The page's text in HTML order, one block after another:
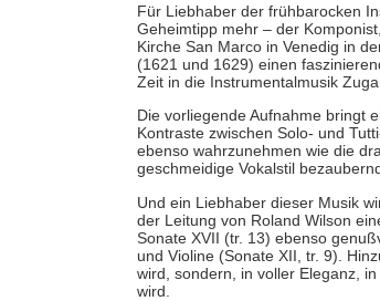
Für Liebhaber der frühbarocken
Geheimtipp mehr – der
Kirche San Marco in Venedig in
(1621 und 1629) einen
Zeit in die Instrumentalmusik
Die vorliegende Aufnahme bringt
Kontraste zwischen Solo- und
ebenso wahrzunehmen wie die
geschmeidige Vokalstil
Und ein Liebhaber dieser Musik
der Leitung von Roland Wilson
Sonate XVII (tr. 13) ebenso
und Violine (Sonate XII, tr. 9).
wird, sondern, in voller Eleganz,
wird.